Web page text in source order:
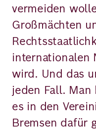
vermeiden
Großmächten
internationalen
wird. Und das
jeden Fall.
es in den
Bremsen dafür